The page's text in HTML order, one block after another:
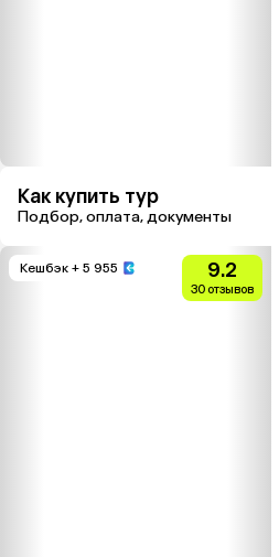
Как купить тур
Подбор, оплата, документы
Кешбэк + 5 955 9.2
30 отзывов